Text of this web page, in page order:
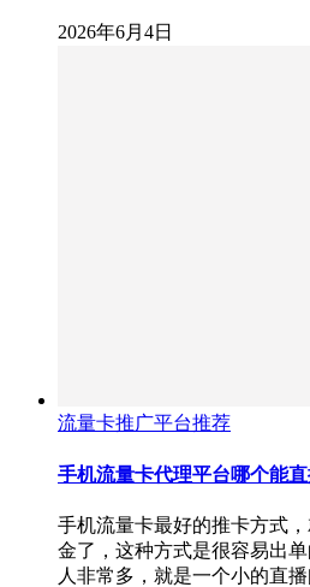
2026年6月4日
流量卡推广平台推荐
手机流量卡代理平台哪个能直
手机流量卡最好的推卡方式
金了，这种方式是很容易出
人非常多，就是一个小的直